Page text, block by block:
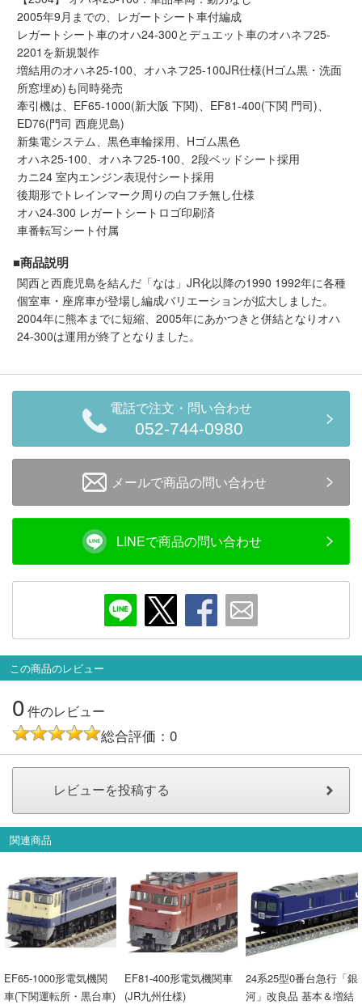
2005年9月までの、レガートシート車付編成
レガートシート車のオハ24-300とデュエット車のオハネフ25-
2201を新規製作
増結用のオハネ25-100、オハネフ25-100JR仕様(Hゴム黒・洗面
所窓埋め)も同時発売
牽引機は、EF65-1000(新大阪 下関)、EF81-400(下関 門司)、
ED76(門司 西鹿児島)
新集電システム、黒色車輪採用、Hゴム黒色
オハネ25-100、オハネフ25-100、2段ベッドシート採用
カニ24 室内エンジン表現付シート採用
後期形でトレインマーク周りの白フチ無し仕様
オハ24-300 レガートシートロゴ印刷済
車番転写シート付属
■商品説明
関西と西鹿児島を結んだ「なは」JR化以降の1990 1992年に各種
個室車・座席車が登場し編成バリエーションが拡大しました。
2004年に熊本までに短縮、2005年にあかつきと併結となりオハ
24-300は運用が終了となりました。
電話で注文・問い合わせ
052-744-0980
メールで商品の問い合わせ
LINEで商品の問い合わせ
この商品のレビュー
0件のレビュー
総合評価：0
関連商品
EF65-1000形電気機関
車(下関運転所・黒台車)
EF81-400形電気機関車
(JR九州仕様)
24系25型0番台急行「銀
河」改良品 基本＆増結